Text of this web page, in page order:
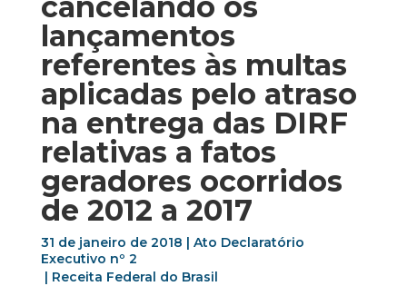
lançamentos
referentes às multas
aplicadas pelo atraso
na entrega das DIRF
relativas a fatos
geradores ocorridos
de 2012 a 2017
31 de janeiro de 2018 | Ato Declaratório
Executivo nº 2
| Receita Federal do Brasil